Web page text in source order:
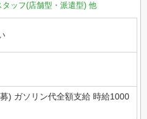
ッフ(店舗型・派遣型) 他
) ガソリン代全額支給 時給1000